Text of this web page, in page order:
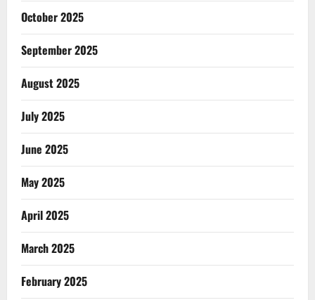
October 2025
September 2025
August 2025
July 2025
June 2025
May 2025
April 2025
March 2025
February 2025